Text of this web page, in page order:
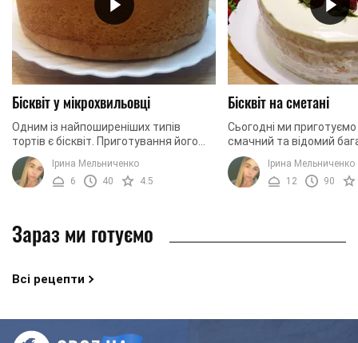
Бісквіт у мікрохвильовці
Одним із найпоширеніших типів
тортів є бісквіт. Приготування його
досить легке та відносно швидке. А
коржі виходять пухкі, легкі,
неймовірно смачні ...
Ірина Мельниченко
6
40 4.5
Бісквіт на сметані
Сьогодні ми
смачний та відомий
на сметанній основі.
ніжним та запашним.
дуже простий ...
Ірина Мельниченко
12
90
Зараз ми готуємо
Всі рецепти